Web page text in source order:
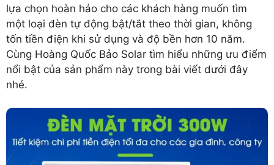
lựa chọn hoàn hảo cho các khách hàng muốn tìm
một loại đèn tự động bật/tắt theo thời gian, không
tốn tiền điện khi sử dụng và độ bền hơn 10 năm.
Cùng Hoàng Quốc Bảo Solar tìm hiểu những ưu điểm
nổi bật của sản phẩm này trong bài viết dưới đây
nhé.